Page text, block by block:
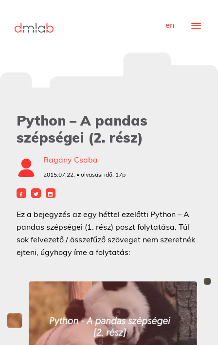
en
Python – A pandas
szépségei (2. rész)
Ragány Csaba
2015.07.22. • olvasási idő: 17p
Ez a bejegyzés az egy héttel ezelőtti Python – A
pandas szépségei (1. rész) poszt folytatása. Túl
sok felvezető / összefűző szöveget nem szeretnék
ejteni, úgyhogy íme a folytatás: